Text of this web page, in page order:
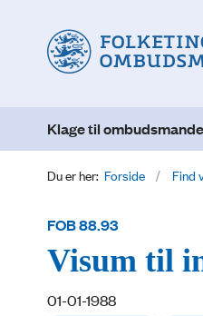
Klage til
Du er her: Forside Find
FOB 88.93
Visum til
01-01-1988